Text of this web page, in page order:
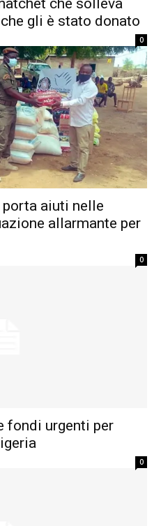
che solleva
gli è stato donato
0
porta aiuti nelle
allarmante per
0
fondi urgenti per
0